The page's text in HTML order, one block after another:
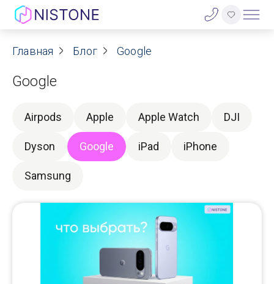
Акции
О нас
Блог
Договор оферты
Реквизиты
Оплата
Главная Блог Google
Google
Airpods Apple Apple Watch DJI
Dyson Google iPad iPhone
Samsung